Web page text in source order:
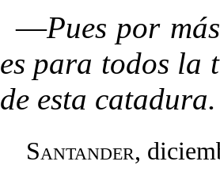
—Pues por
es para todos la
de esta catadura.
Santander,